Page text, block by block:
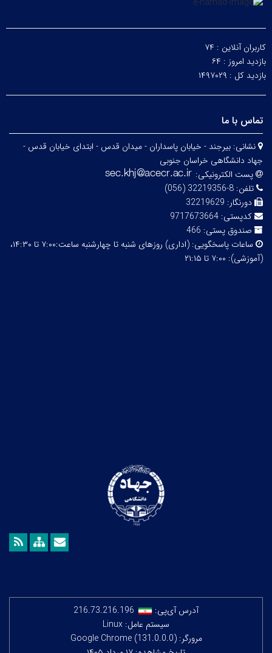
کاربران آنلاین : ۷۴
بازدید امروز : ۶۴
بازدید کل : ۱۴۹۷۰۲۹
تماس با ما
نشانی: بیرجند - خیابان پاسداران - میدان قدس - ابتدای خیابان قدس -
جهاد دانشگاهی خراسان جنوبی
پست الکترونیکی:
تلفن: 8-32219356 (056)
دورنگار: 32219629
کدپستی: 9717673664
صندوق پستی: 466
ساعات پاسخگویی:
(اداری) روزهای شنبه تا چهارشنبه ساعت:۷:۰۰ تا ۱۴:۳۰،
(آموزشی): ۷:۰۰ تا ۲۱:۱۵
آدرس آی‌پی:
216.73.216.196
سیستم عامل: Linux
مرورگر: Google Chrome (131.0.0.0)